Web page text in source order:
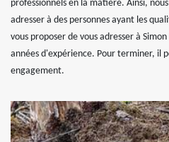
professionnels en la matière. Ainsi,
adresser à des personnes ayant les
vous proposer de vous adresser à
années d'expérience. Pour terminer, il
engagement.